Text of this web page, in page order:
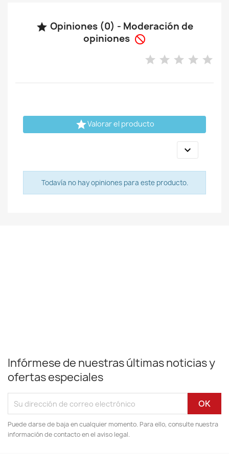
 Opiniones (0) - Moderación de
opiniones 
Valorar el producto

Todavía no hay opiniones para este producto.
Infórmese de nuestras últimas noticias y
ofertas especiales
Puede darse de baja en cualquier momento. Para ello, consulte nuestra
información de contacto en el aviso legal.